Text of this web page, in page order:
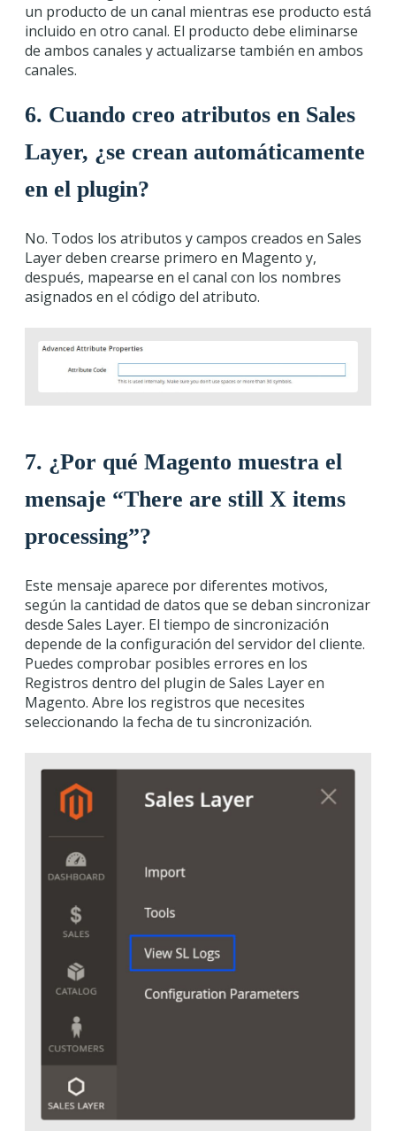
un producto de un canal mientras ese producto está
incluido en otro canal. El producto debe eliminarse
de ambos canales y actualizarse también en ambos
canales.
6. Cuando creo atributos en Sales
Layer, ¿se crean automáticamente
en el plugin?
No. Todos los atributos y campos creados en Sales
Layer deben crearse primero en Magento y,
después, mapearse en el canal con los nombres
asignados en el código del atributo.
7. ¿Por qué Magento muestra el
mensaje “There are still X items
processing”?
Este mensaje aparece por diferentes motivos,
según la cantidad de datos que se deban sincronizar
desde Sales Layer. El tiempo de sincronización
depende de la configuración del servidor del cliente.
Puedes comprobar posibles errores en los
Registros dentro del plugin de Sales Layer en
Magento. Abre los registros que necesites
seleccionando la fecha de tu sincronización.